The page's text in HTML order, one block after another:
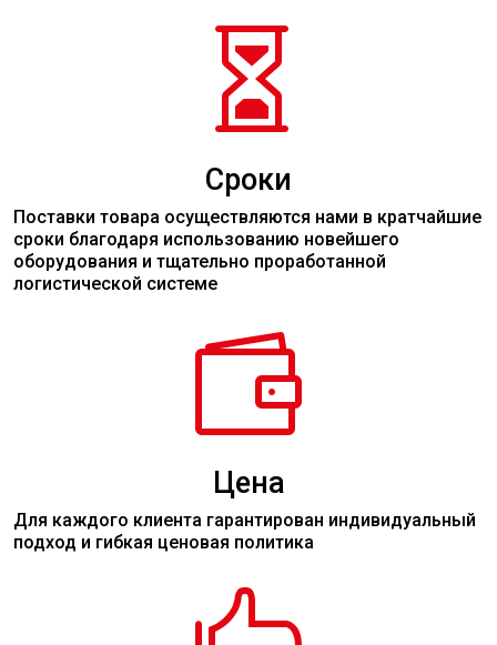

Сроки
Поставки товара осуществляются нами в кратчайшие
сроки благодаря использованию новейшего
оборудования и тщательно проработанной
логистической системе

Цена
Для каждого клиента гарантирован индивидуальный
подход и гибкая ценовая политика